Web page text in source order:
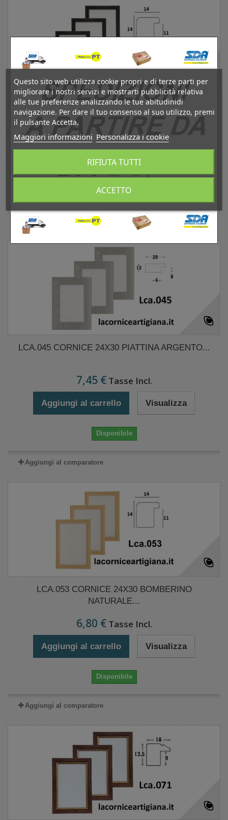
LCA.044 CORNICE 24X30 BOMBERINO NERO
OPACO...
6,80 €Tasse Incl.
Aggiungi al carrello
Disponibile
Aggiungi al comparatore
LCA.045 CORNICE 24X30 PIATTINA ARGENTO...
7,45 € Tasse Incl.
Aggiungi al carrello Visualizza
Disponibile
Aggiungi al comparatore
LCA.053 CORNICE 24X30 BOMBERINO
NATURALE...
6,80 € Tasse Incl.
Aggiungi al carrello Visualizza
Disponibile
Aggiungi al comparatore
Questo sito web utilizza cookie propri e di terze parti per
migliorare i nostri servizi e mostrarti pubblicità relativa
alle tue preferenze analizzando le tue abitudinidi
navigazione. Per dare il tuo consenso al suo utilizzo, premi
il pulsante Accetta.
Maggiori informazioni Personalizza i cookie
RIFIUTA TUTTI
ACCETTO